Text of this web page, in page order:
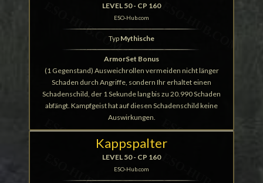
LEVEL 50 - CP 160
ESO-Hub.com
Typ Mythische
ArmorSet Bonus
(1 Gegenstand) Ausweichrollen vermeiden nicht länger
Schaden durch Angriffe, sondern Ihr erhaltet einen
Schadenschild, der 1 Sekunde lang bis zu 20.990 Schaden
abfängt. Kampfgeist hat auf diesen Schadenschild keine
Auswirkungen.
Kappspalter
LEVEL 50 - CP 160
ESO-Hub.com